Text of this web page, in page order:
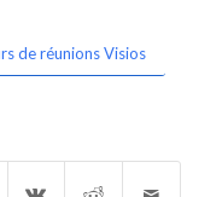
de réunions Visios